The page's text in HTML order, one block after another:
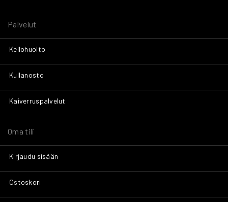
Palvelut
Kellohuolto
Kullanosto
Kaiverruspalvelut
Oma tili
Kirjaudu sisään
Ostoskori